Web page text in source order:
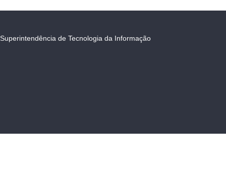
Superintendência de Tecnologia da Informação